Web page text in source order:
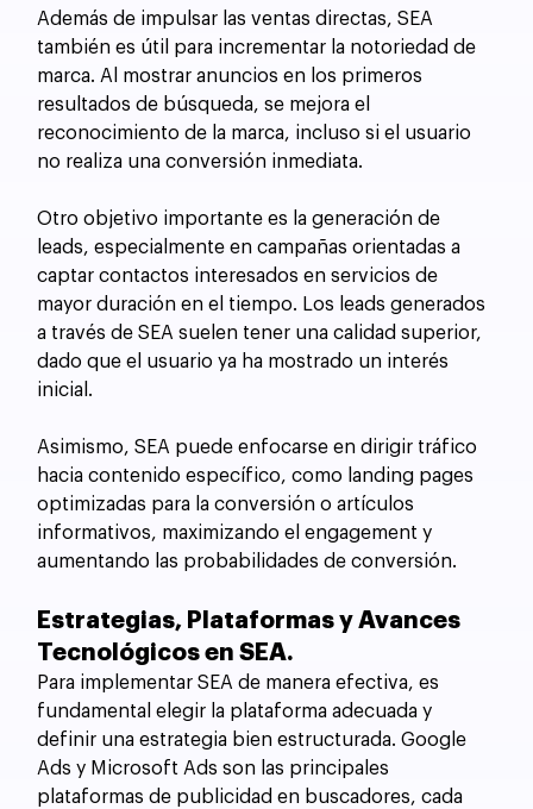
Además de impulsar las ventas directas, SEA
también es útil para incrementar la notoriedad de
marca. Al mostrar anuncios en los primeros
resultados de búsqueda, se mejora el
reconocimiento de la marca, incluso si el usuario
no realiza una conversión inmediata.
Otro objetivo importante es la generación de
leads, especialmente en campañas orientadas a
captar contactos interesados en servicios de
mayor duración en el tiempo. Los leads generados
a través de SEA suelen tener una calidad superior,
dado que el usuario ya ha mostrado un interés
inicial.
Asimismo, SEA puede enfocarse en dirigir tráfico
hacia contenido específico, como landing pages
optimizadas para la conversión o artículos
informativos, maximizando el engagement y
aumentando las probabilidades de conversión.
Estrategias, Plataformas y Avances
Tecnológicos en SEA.
Para implementar SEA de manera efectiva, es
fundamental elegir la plataforma adecuada y
definir una estrategia bien estructurada. Google
Ads y Microsoft Ads son las principales
plataformas de publicidad en buscadores, cada